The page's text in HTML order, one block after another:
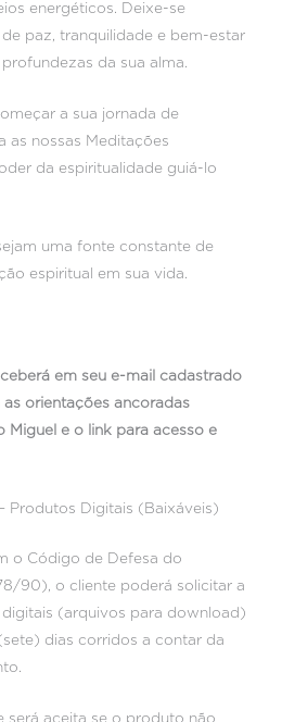
energéticos. Deixe-se
paz, tranquilidade e bem-estar
da sua alma.
a sua jornada de
as nossas Meditações
da espiritualidade guiá-lo
uma fonte constante de
espiritual em sua vida.
em seu e-mail cadastrado
orientações ancoradas
Miguel e o link para acesso e
Produtos Digitais (Baixáveis)
o Código de Defesa do
90), o cliente poderá solicitar a
(arquivos para download)
dias corridos a contar da